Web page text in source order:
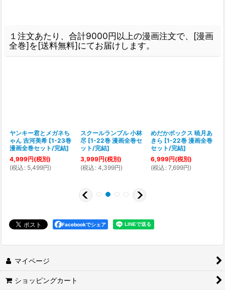
１注文あたり、合計9000円以上の漫画注文で、[漫画
全巻]を[送料無料]にてお届けします。
ヤンキー君とメガネち
ゃん 吉河美希 [1-23巻
漫画全巻セット/完結]
4,999円(税別)
(税込 : 5,499円)
スクールランブル 小林
尽 [1-22巻 漫画全巻セ
ット/完結]
3,999円(税別)
(税込 : 4,399円)
めだかボックス 暁月あ
きら [1-22巻 漫画全巻
セット/完結]
6,999円(税別)
(税込 : 7,699円)
Facebookでシェア
マイページ
ショッピングカート